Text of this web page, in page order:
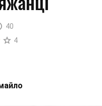
40
4